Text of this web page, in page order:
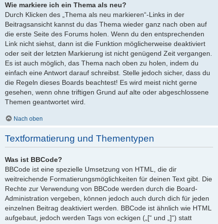
Wie markiere ich ein Thema als neu?
Durch Klicken des „Thema als neu markieren“-Links in der
Beitragsansicht kannst du das Thema wieder ganz nach oben auf
die erste Seite des Forums holen. Wenn du den entsprechenden
Link nicht siehst, dann ist die Funktion möglicherweise deaktiviert
oder seit der letzten Markierung ist nicht genügend Zeit vergangen.
Es ist auch möglich, das Thema nach oben zu holen, indem du
einfach eine Antwort darauf schreibst. Stelle jedoch sicher, dass du
die Regeln dieses Boards beachtest! Es wird meist nicht gerne
gesehen, wenn ohne triftigen Grund auf alte oder abgeschlossene
Themen geantwortet wird.
Nach oben
Textformatierung und Thementypen
Was ist BBCode?
BBCode ist eine spezielle Umsetzung von HTML, die dir
weitreichende Formatierungsmöglichkeiten für deinen Text gibt. Die
Rechte zur Verwendung von BBCode werden durch die Board-
Administration vergeben, können jedoch auch durch dich für jeden
einzelnen Beitrag deaktiviert werden. BBCode ist ähnlich wie HTML
aufgebaut, jedoch werden Tags von eckigen („[“ und „]“) statt